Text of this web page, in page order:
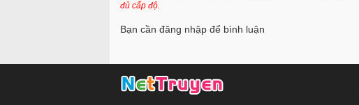
Chapter 17
đủ cấp độ.
Bạn cần đăng nhập để bình luận